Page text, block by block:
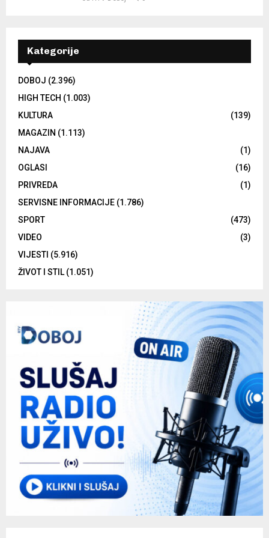
Kategorije
DOBOJ (2.396)
HIGH TECH (1.003)
KULTURA
(139)
MAGAZIN (1.113)
NAJAVA
(1)
OGLASI
(16)
PRIVREDA
(1)
SERVISNE INFORMACIJE (1.786)
SPORT
(473)
VIDEO
(3)
VIJESTI (5.916)
ŽIVOT I STIL(1.051)